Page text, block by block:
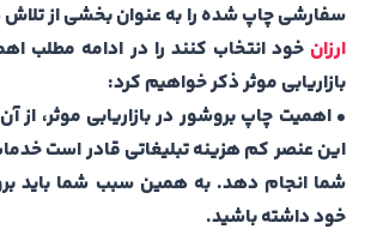
سفارشی چاپ شده را به عنوان بخشی از تلاش
ارزان خود انتخاب کنند را در ادامه مطلب
بازاریابی موثر ذکر خواهیم کرد:
• اهمیت چاپ بروشور در بازاریابی موثر،
این عنصر کم هزینه تبلیغاتی قادر است
شما انجام دهد. به همین سبب شما باید
خود داشته باشید.